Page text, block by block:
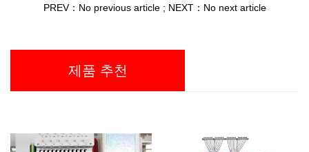
PREV：No previous article; NEXT：No next article
제품 추천